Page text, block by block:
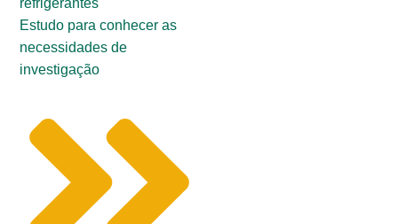
Estudo para conhecer as
necessidades de
investigação